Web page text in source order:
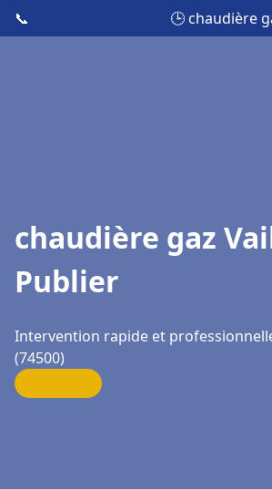
📞 🕒 chaudière
chaudière gaz
Publier
Intervention rapide et
(74500)